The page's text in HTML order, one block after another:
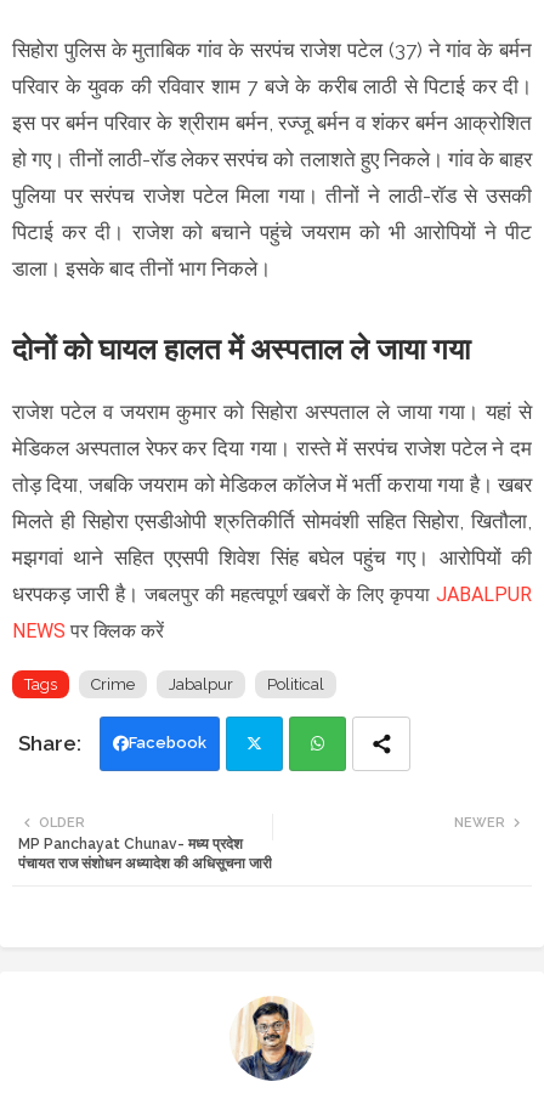
सिहोरा पुलिस के मुताबिक गांव के सरपंच राजेश पटेल (37) ने गांव के बर्मन
परिवार के युवक की रविवार शाम 7 बजे के करीब लाठी से पिटाई कर दी।
इस पर बर्मन परिवार के श्रीराम बर्मन, रज्जू बर्मन व शंकर बर्मन आक्रोशित
हो गए। तीनों लाठी-रॉड लेकर सरपंच को तलाशते हुए निकले। गांव के बाहर
पुलिया पर सरंपच राजेश पटेल मिला गया। तीनों ने लाठी-रॉड से उसकी
पिटाई कर दी। राजेश को बचाने पहुंचे जयराम को भी आरोपियों ने पीट
डाला। इसके बाद तीनों भाग निकले।
दोनों को घायल हालत में अस्पताल ले जाया गया
राजेश पटेल व जयराम कुमार को सिहोरा अस्पताल ले जाया गया। यहां से
मेडिकल अस्पताल रेफर कर दिया गया। रास्ते में सरपंच राजेश पटेल ने दम
तोड़ दिया, जबकि जयराम को मेडिकल कॉलेज में भर्ती कराया गया है। खबर
मिलते ही सिहोरा एसडीओपी श्रुतिकीर्ति सोमवंशी सहित सिहोरा, खितौला,
मझगवां थाने सहित एएसपी शिवेश सिंह बघेल पहुंच गए। आरोपियों की
धरपकड़ जारी है। जबलपुर की महत्वपूर्ण खबरों के लिए कृपयाJABALPUR
NEWS पर क्लिक करें
Tags Crime Jabalpur Political
Facebook
tte
NEWER
OLDER
MP Panchayat Chunav- मध्य प्रदेश
पंचायत राज संशोधन अध्यादेश की अधिसूचना जारी